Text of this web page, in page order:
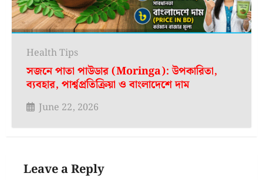
Health Tips
সজনে পাতা পাউডার (Moringa): উপকারিতা,
ব্যবহার, পার্শ্বপ্রতিক্রিয়া ও বাংলাদেশে দাম
June 22, 2026
Leave a Reply